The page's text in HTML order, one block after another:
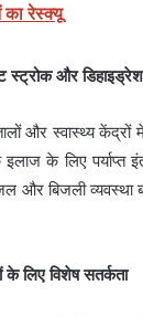
रेस्क्यू
स्ट्रोक और
और स्वास्थ्य
इलाज के लिए
और बिजली व्यवस्था
के लिए विशेष सतर्कता